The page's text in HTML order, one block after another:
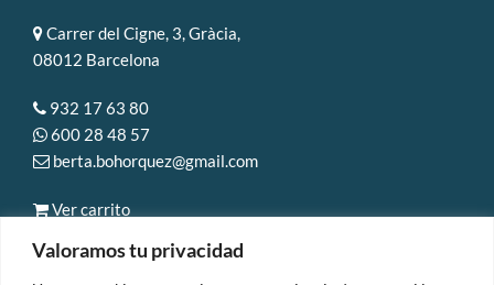
Valoramos tu privacidad
Carrer del Cigne, 3, Gràcia,
08012 Barcelona
932 17 63 80
600 28 48 57
berta.bohorquez@gmail.com
Ver carrito